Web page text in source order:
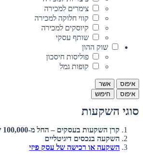
צימרים למכירה
קווי חלוקה למכירה
קיוסקים למכירה
שותף עסקי
שוק ההון
פוליסות חיסכון
קופות גמל
איפוס
אשר
איפוס
חיפוש
סוגי השקעות
קרן השקעות בעסקים – החל מ-100,000 ש״ח
השקעה בנכסים דיגיטליים
השקעה או רכישה של עסק פיזי